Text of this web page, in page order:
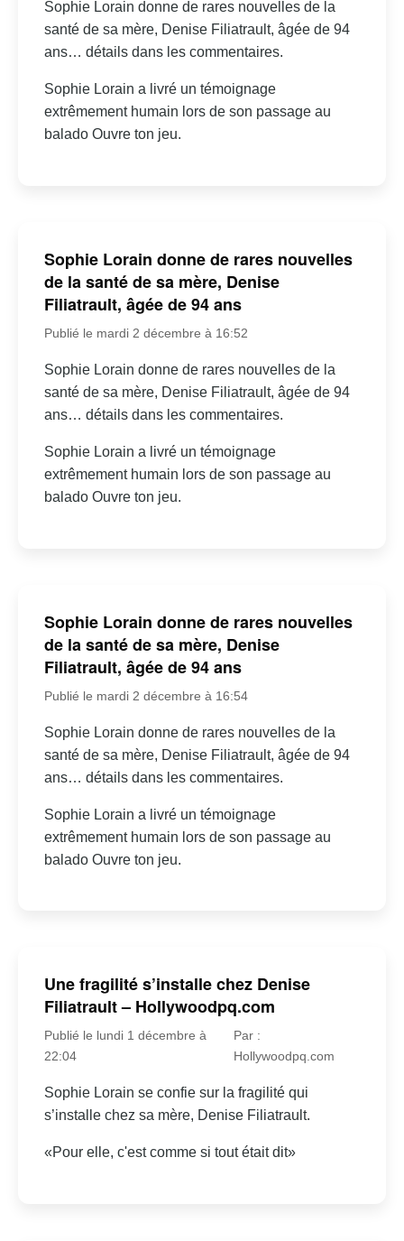
Sophie Lorain donne de rares nouvelles de la
santé de sa mère, Denise Filiatrault, âgée de 94
ans… détails dans les commentaires.
Sophie Lorain a livré un témoignage
extrêmement humain lors de son passage au
balado Ouvre ton jeu.
Sophie Lorain donne de rares nouvelles
de la santé de sa mère, Denise
Filiatrault, âgée de 94 ans
Publié le mardi 2 décembre à 16:52
Sophie Lorain donne de rares nouvelles de la
santé de sa mère, Denise Filiatrault, âgée de 94
ans… détails dans les commentaires.
Sophie Lorain a livré un témoignage
extrêmement humain lors de son passage au
balado Ouvre ton jeu.
Sophie Lorain donne de rares nouvelles
de la santé de sa mère, Denise
Filiatrault, âgée de 94 ans
Publié le mardi 2 décembre à 16:54
Sophie Lorain donne de rares nouvelles de la
santé de sa mère, Denise Filiatrault, âgée de 94
ans… détails dans les commentaires.
Sophie Lorain a livré un témoignage
extrêmement humain lors de son passage au
balado Ouvre ton jeu.
Une fragilité s’installe chez Denise
Filiatrault – Hollywoodpq.com
Publié le lundi 1 décembre à
22:04
Par :
Hollywoodpq.com
Sophie Lorain se confie sur la fragilité qui
s’installe chez sa mère, Denise Filiatrault.
«Pour elle, c'est comme si tout était dit»